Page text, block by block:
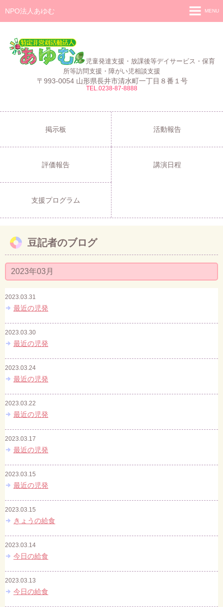
NPO法人あゆむ
児童発達支援・放課後等デイサービス・保育
所等訪問支援・障がい児相談支援
〒993-0054 山形県長井市清水町一丁目８番１号
TEL.0238-87-8888
MENU
施設紹介
あゆむZIBUN LABO
サービス内容
支援プログラム
ご利用について
採用情報
お問い合わせ
掲示板 活動報告
評価報告 講演日程
支援プログラム
豆記者のブログ
2023年03月
2023.03.31
最近の児発
2023.03.30
最近の児発
2023.03.24
最近の児発
2023.03.22
最近の児発
2023.03.17
最近の児発
2023.03.15
最近の児発
2023.03.15
きょうの給食
2023.03.14
今日の給食
2023.03.13
今日の給食